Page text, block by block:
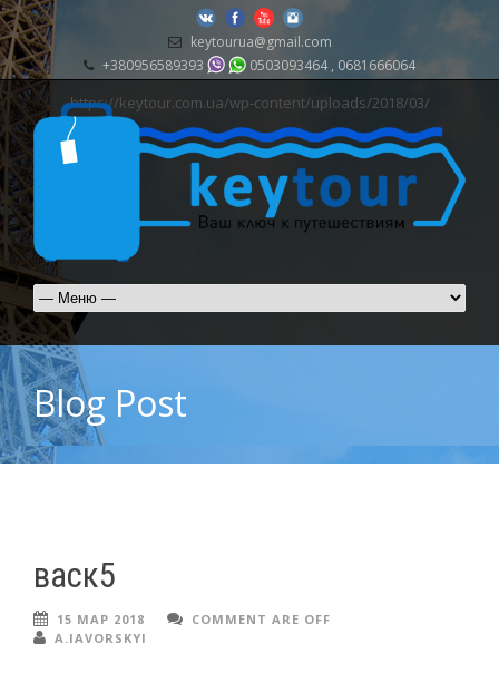
keytourua@gmail.com
+380956589393
0503093464 , 0681666064
https://keytour.com.ua/wp-content/uploads/2018/03/
Blog Post
васк5
15 МАР 2018
COMMENT ARE OFF
A.IAVORSKYI